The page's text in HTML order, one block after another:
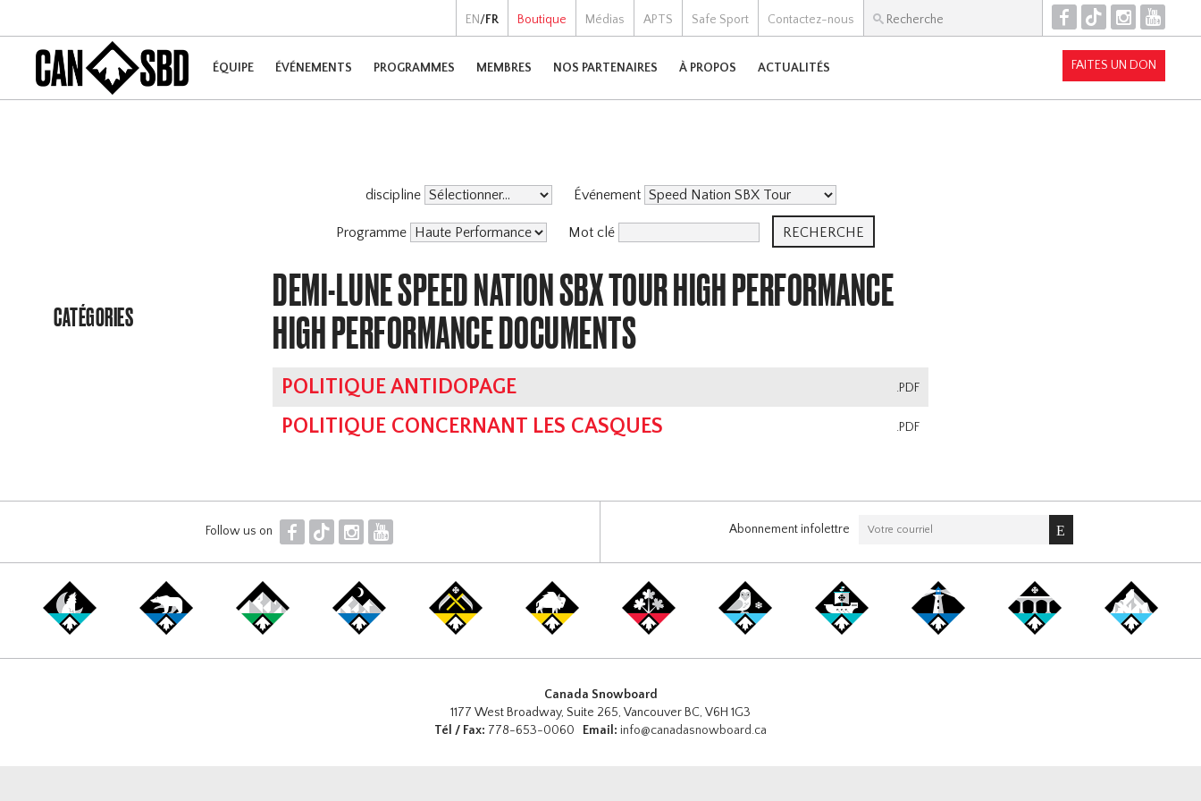
EN/FR Boutique Médias APTS Safe Sport Contactez-nous F T I Y
ÉQUIPE ÉVÉNEMENTS PROGRAMMES MEMBRES NOS PARTENAIRES À PROPOS ACTUALITÉS FAITES UN DON
CATÉGORIES
discipline Événement
Programme Mot clé
DEMI-LUNE SPEED NATION SBX TOUR HIGH PERFORMANCE
HIGH PERFORMANCE DOCUMENTS
.PDF
POLITIQUE ANTIDOPAGE
.PDF
POLITIQUE CONCERNANT LES CASQUES
Follow us on F T I Y Abonnement infolettre
Canada Snowboard
1177 West Broadway, Suite 265, Vancouver BC, V6H 1G3
Tél / Fax: 778-653-0060 Email: info@canadasnowboard.ca